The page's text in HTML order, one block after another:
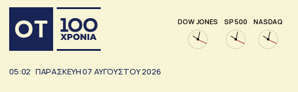
DOW JONES SP 500 NASDAQ
05:02 ΠΑΡΑΣΚΕΥΗ07 ΑΥΓΟΥΣΤΟΥ2026